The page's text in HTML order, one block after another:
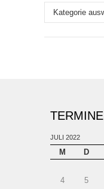
Themen
TERMINE
JULI 2022
M D
4
5